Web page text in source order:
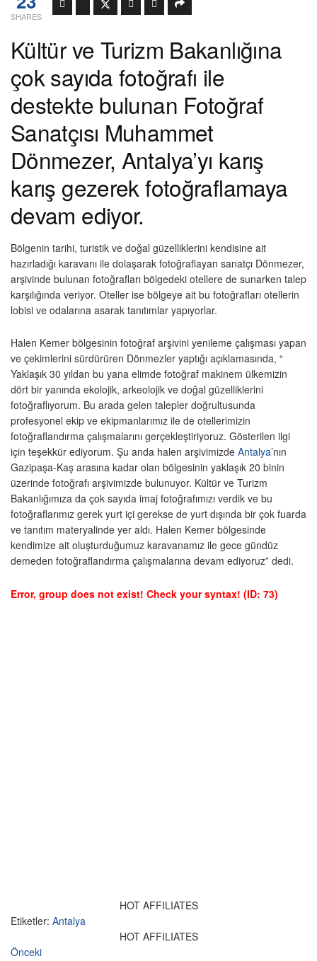
SHARES
Kültür ve Turizm Bakanlığına
çok sayıda fotoğrafı ile
destekte bulunan Fotoğraf
Sanatçısı Muhammet
Dönmezer, Antalya’yı karış
karış gezerek fotoğraflamaya
devam ediyor.
Bölgenin tarihi, turistik ve doğal güzelliklerini kendisine ait
hazırladığı karavanı ile dolaşarak fotoğraflayan sanatçı Dönmezer,
arşivinde bulunan fotoğrafları bölgedeki otellere de sunarken talep
karşılığında veriyor. Oteller ise bölgeye ait bu fotoğrafları otellerin
lobisi ve odalarına asarak tanıtımlar yapıyorlar.
Halen Kemer bölgesinin fotoğraf arşivini yenileme çalışması yapan
ve çekimlerini sürdürüren Dönmezler yaptığı açıklamasında, “
Yaklaşık 30 yıldan bu yana elimde fotoğraf makinem ülkemizin
dört bir yanında ekolojik, arkeolojik ve doğal güzelliklerini
fotoğraflıyorum. Bu arada gelen talepler doğrultusunda
profesyonel ekip ve ekipmanlarımız ile de otellerimizin
fotoğraflandırma çalışmalarını gerçekleştiriyoruz. Gösterilen ilgi
için teşekkür ediyorum. Şu anda halen arşivimizde Antalya’nın
Gazipaşa-Kaş arasına kadar olan bölgesinin yaklaşık 20 binin
üzerinde fotoğrafı arşivimizde bulunuyor. Kültür ve Turizm
Bakanlığımıza da çok sayıda imaj fotoğrafımızı verdik ve bu
fotoğraflarımız gerek yurt içi gerekse de yurt dışında bir çok fuarda
ve tanıtım materyalinde yer aldı. Halen Kemer bölgesinde
kendimize ait oluşturduğumuz karavanamız ile gece gündüz
demeden fotoğraflandırma çalışmalarına devam ediyoruz” dedi.
Error, group does not exist! Check your syntax! (ID: 73)
HOT AFFILIATES
Etiketler: Antalya
HOT AFFILIATES
Önceki